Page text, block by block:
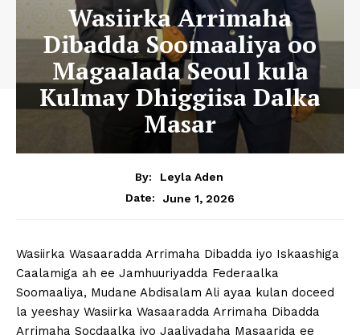
Wasiirka Arrimaha
Dibadda Soomaaliya oo
Magaalada Seoul kula
Kulmay Dhiggiisa Dalka
Masar
By:
Leyla Aden
Date:
June 1, 2026
Wasiirka Wasaaradda Arrimaha Dibadda iyo Iskaashiga
Caalamiga ah ee Jamhuuriyadda Federaalka
Soomaaliya, Mudane Abdisalam Ali ayaa kulan doceed
la yeeshay Wasiirka Wasaaradda Arrimaha Dibadda
Arrimaha Socdaalka iyo Jaaliyadaha Masaarida ee